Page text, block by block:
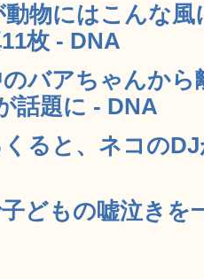
動物にはこんな
枚 - DNA
のバアちゃんか
話題に - DNA
ると、ネコの
子どもの嘘泣き